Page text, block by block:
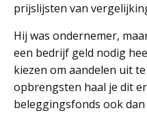
prijslijsten van
Hij was ondernemer,
een bedrijf geld nodig
kiezen om aandelen uit
opbrengsten haal je dit
beleggingsfonds ook